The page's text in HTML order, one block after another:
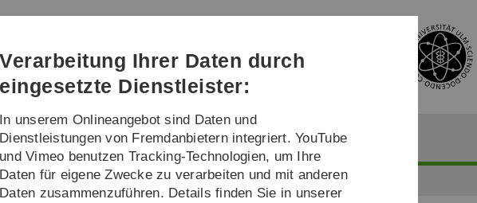
Direkt
Direkt
Direkt
(Sprache,
Drucken,
Social
Direkt
Direkt
...
Seminar Planung und Auswertung von kombinierten Ereigniszeitendpunkten
Verarbeitung Ihrer Daten durch
eingesetzte Dienstleister:
In unserem Onlineangebot sind Daten und
Dienstleistungen von Fremdanbietern integriert. YouTube
und Vimeo benutzen Tracking-Technologien, um Ihre
Daten für eigene Zwecke zu verarbeiten und mit anderen
Daten zusammenzuführen. Details finden Sie in unserer